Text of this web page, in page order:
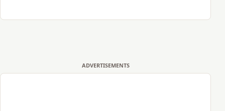
ADVERTISEMENTS